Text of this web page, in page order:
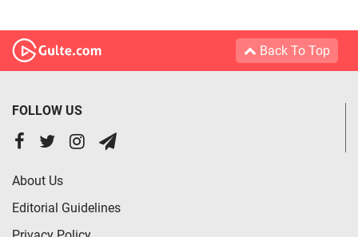
Back To Top
FOLLOW US
About Us
Editorial Guidelines